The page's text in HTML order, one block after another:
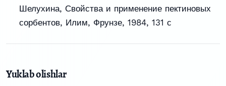
Шелухина, Свойства и применение пектиновых
сорбентов, Илим, Фрунзе, 1984, 131 с
Yuklab olishlar